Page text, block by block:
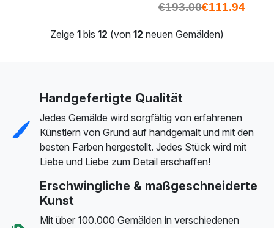
€193.00€111.94
Zeige 1 bis 12 (von 12 neuen Gemälden)
Handgefertigte Qualität
Jedes Gemälde wird sorgfältig von erfahrenen
Künstlern von Grund auf handgemalt und mit den
besten Farben hergestellt. Jedes Stück wird mit
Liebe und Liebe zum Detail erschaffen!
Erschwingliche & maßgeschneiderte
Kunst
Mit über 100.000 Gemälden in verschiedenen